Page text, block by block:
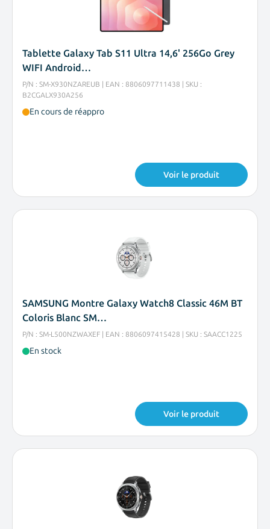
Tablette Galaxy Tab S11 Ultra 14,6' 256Go Grey
WIFI Android…
P/N : SM-X930NZAREUB | EAN : 8806097711438 | SKU :
B2CGALX930A256
En cours de réappro
Voir le produit
SAMSUNG Montre Galaxy Watch8 Classic 46M BT
Coloris Blanc SM…
P/N : SM-L500NZWAXEF | EAN : 8806097415428 | SKU : SAACC1225
En stock
Voir le produit